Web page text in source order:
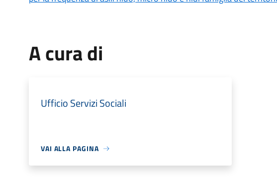
A cura di
Ufficio Servizi Sociali
VAI ALLA PAGINA